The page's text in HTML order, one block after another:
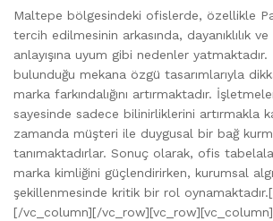
Maltepe bölgesindeki ofislerde, özellikle
tercih edilmesinin arkasında, dayanıklılık
anlayışına uyum gibi nedenler
bulunduğu mekana özgü tasarımlarıyla
marka farkındalığını artırmaktadır.
sayesinde sadece bilinirliklerini artırmakla
zamanda müşteri ile duygusal bir bağ
tanımaktadırlar. Sonuç olarak, ofis
marka kimliğini güçlendirirken, kurumsal
şekillenmesinde kritik bir rol
[/vc_column][/